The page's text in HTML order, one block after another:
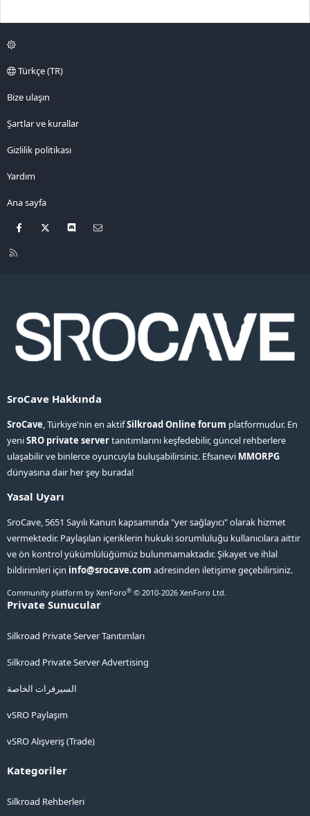
Türkçe (TR)
Bize ulaşın
Şartlar ve kurallar
Gizlilik politikası
Yardım
Ana sayfa
Facebook Discord
R
SroCave Hakkında
SroCave, Türkiye'nin en aktifSilkroad Online forum platformudur. En
yeniSRO private servertanıtımlarını keşfedebilir, güncel rehberlere
ulaşabilir ve binlerce oyuncuyla buluşabilirsiniz. Efsanevi MMORPG
dünyasına dair her şey burada!
Yasal Uyarı
SroCave, 5651 Sayılı Kanun kapsamında "yer sağlayıcı" olarak hizmet
vermektedir. Paylaşılan içeriklerin hukuki sorumluluğu kullanıcılara aittir
ve ön kontrol yükümlülüğümüz bulunmamaktadır. Şikayet ve ihlal
bildirimleri için info@srocave.com adresinden iletişime geçebilirsiniz.
Community platform by XenForo® © 2010-2026 XenForo Ltd.
Private Sunucular
Silkroad Private Server Tanıtımları
Silkroad Private Server Advertising
السيرفرات الخاصة
vSRO Paylaşım
vSRO Alışveriş (Trade)
Kategoriler
Silkroad Rehberleri